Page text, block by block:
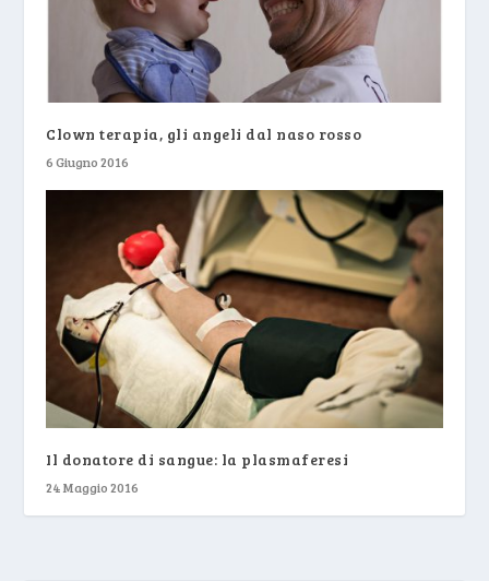
Clown terapia, gli angeli dal naso rosso
6 Giugno 2016
Il donatore di sangue: la plasmaferesi
24 Maggio 2016